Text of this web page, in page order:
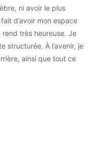
ni avoir le plus
d’avoir mon espace
très heureuse. Je
structurée. À l’avenir, je
ainsi que tout ce